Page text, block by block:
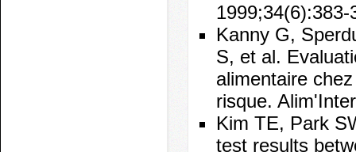
1999;34(6):383-
Kanny G,
S, et al.
alimentaire
risque.
Kim TE, Park
test results